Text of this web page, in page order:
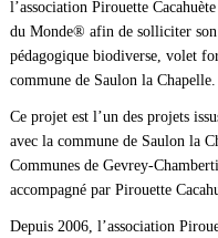
l’association Pirouette
du Monde® afin de solliciter son
pédagogique biodiverse, volet
commune de Saulon la Chapelle.
Ce projet est l’un des projets
avec la commune de Saulon la
Communes de Gevrey-
accompagné par Pirouette
Depuis 2006, l’association